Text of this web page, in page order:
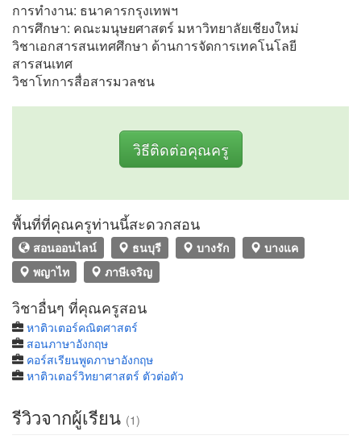
การทำงาน: ธนาคารกรุงเทพฯ
การศึกษา: คณะมนุษยศาสตร์ มหาวิทยาลัยเชียงใหม่
วิชาเอกสารสนเทศศึกษา ด้านการจัดการเทคโนโลยี
สารสนเทศ
วิชาโทการสื่อสารมวลชน
วิธีติดต่อคุณครู
พื้นที่ที่คุณครูท่านนี้สะดวกสอน
สอนออนไลน์ ธนบุรี บางรัก
บางแค
พญาไท
ภาษีเจริญ
วิชาอื่นๆ ที่คุณครูสอน
หาติวเตอร์คณิตศาสตร์
สอนภาษาอังกฤษ
คอร์สเรียนพูดภาษาอังกฤษ
หาติวเตอร์วิทยาศาสตร์ ตัวต่อตัว
รีวิวจากผู้เรียน (1)